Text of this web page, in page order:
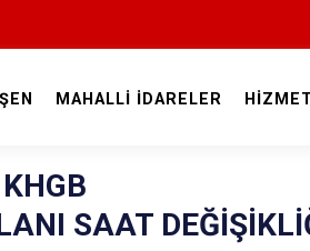
MAHALLİ İDARELER
SAAT